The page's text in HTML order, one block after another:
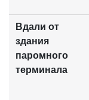
Вдали от
здания
паромного
терминала